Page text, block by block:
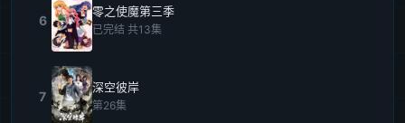
6
零之使魔第三季
已完结 共13集
7
深空彼岸
第26集